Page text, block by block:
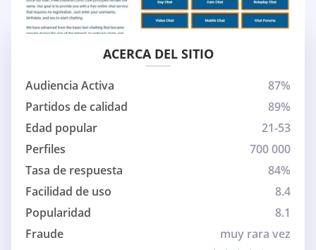
ACERCA DEL SITIO
Audiencia Activa
87%
Partidos de calidad
89%
Edad popular
21-53
Perfiles
700 000
Tasa de respuesta
84%
Facilidad de uso
8.4
Popularidad
8.1
Fraude
muy rara vez